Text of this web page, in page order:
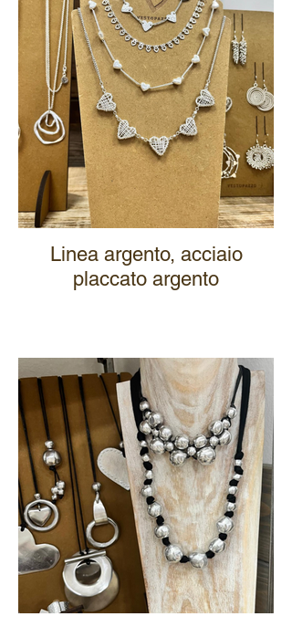
Linea argento, acciaio
placcato argento